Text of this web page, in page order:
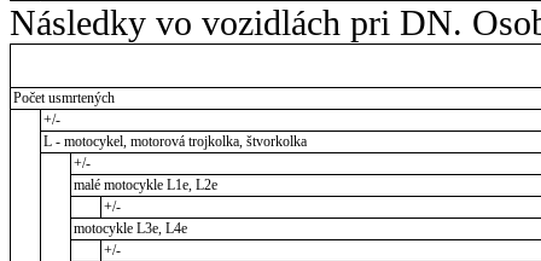
Následky vo vozidlách pri DN.
Počet usmrtených
+/-
L - motocykel, motorová trojkolka, štvorkolka
+/-
malé motocykle L1e, L2e
+/-
motocykle L3e, L4e
+/-